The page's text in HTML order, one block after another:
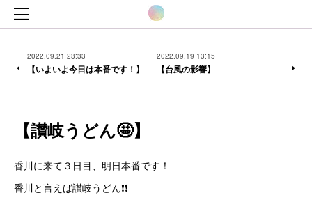
2022.09.21 23:33
【いよいよ今日は本番です！】
2022.09.19 13:15
【台風の影響】
【讃岐うどん🤩】
香川に来て３日目、明日本番です！
香川と言えば讃岐うどん❗️❗️